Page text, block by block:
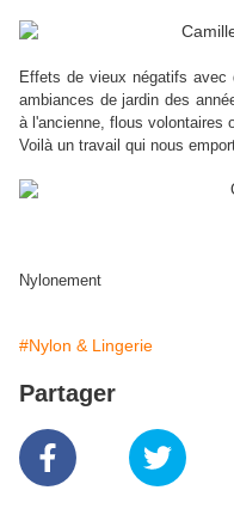
Effets de vieux négatifs avec
ambiances de jardin des
à l'ancienne, flous volontaires
Voilà un travail qui nous
Nylonement
#Nylon & Lingerie
Partager